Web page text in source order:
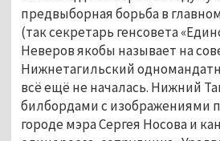
предвыборная борьба в
(так секретарь генсовета
Неверов якобы называет на
Нижнетагильский
всё ещё не началась. Нижний
билбордами с изображениями
городе мэра Сергея Носова и